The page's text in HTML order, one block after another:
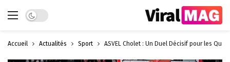
Dark mode
Accueil Actualités Sport ASVEL Cholet : Un Duel Décisif pour les